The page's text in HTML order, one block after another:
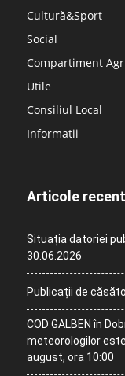
Cultură&Sport
Social
Compartiment
Utile
Consiliul Local
Informatii
Articole
Situația datoriei
30.06.2026
Publicații de
COD GALBEN în
meteorologilor
august, ora 10:00